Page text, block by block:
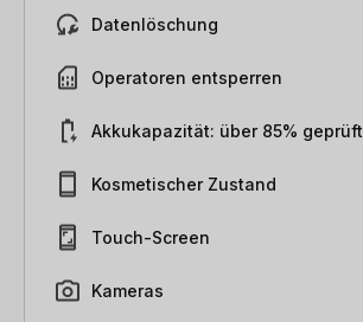
Datenlöschung
Operatoren entsperren
Akkukapazität: über 85% geprüft
Kosmetischer Zustand
Touch-Screen
Kameras